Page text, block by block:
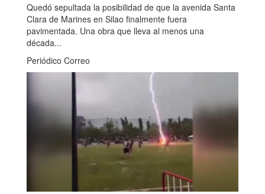
Quedó sepultada la posibilidad de que la avenida Santa
Clara de Marines en Silao finalmente fuera
pavimentada. Una obra que lleva al menos una
década...
Periódico Correo